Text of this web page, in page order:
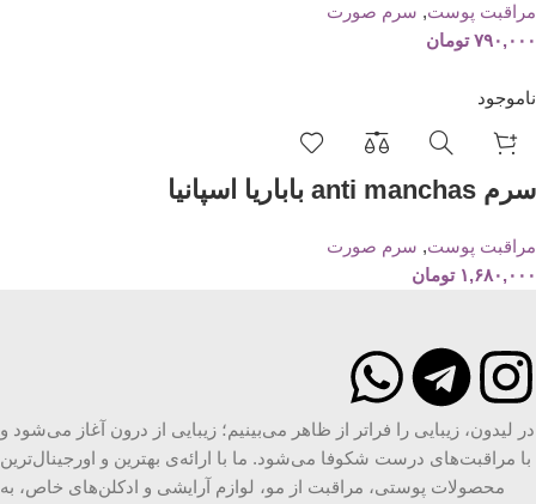
مراقبت پوست, سرم صورت
۷۹۰,۰۰۰ تومان
ناموجود
سرم anti manchas باباریا اسپانیا
مراقبت پوست, سرم صورت
۱,۶۸۰,۰۰۰ تومان
در لیدون، زیبایی را فراتر از ظاهر می‌بینیم؛ زیبایی از درون آغاز می‌شود و
با مراقبت‌های درست شکوفا می‌شود. ما با ارائه‌ی بهترین و اورجینال‌ترین
محصولات پوستی، مراقبت از مو، لوازم آرایشی و ادکلن‌های خاص، به